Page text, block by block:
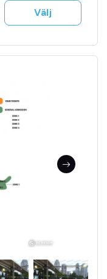
Välj